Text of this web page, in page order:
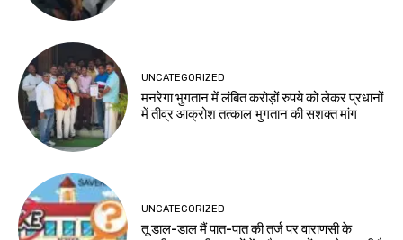
UNCATEGORIZED
मनरेगा भुगतान में लंबित करोड़ों रुपये को लेकर प्रधानों
में तीव्र आक्रोश तत्काल भुगतान की सशक्त मांग
UNCATEGORIZED
तू डाल-डाल मैं पात-पात की तर्ज पर वाराणसी के